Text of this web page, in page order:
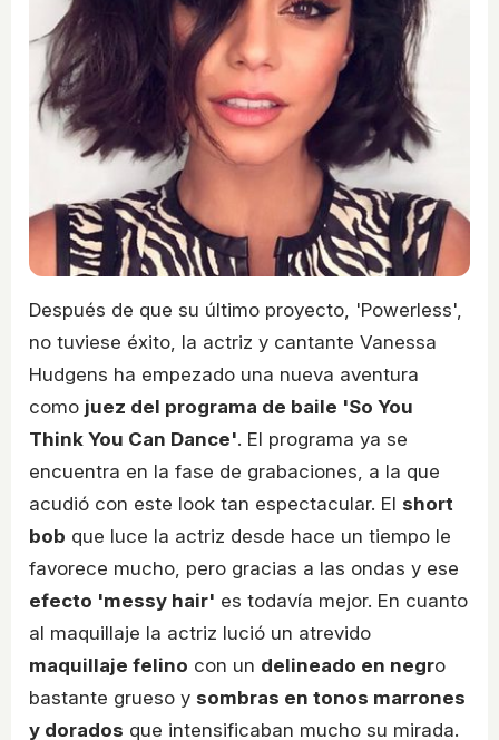
Después de que su último proyecto, 'Powerless',
no tuviese éxito, la actriz y cantante Vanessa
Hudgens ha empezado una nueva aventura
como juez del programa de baile 'So You
Think You Can Dance'. El programa ya se
encuentra en la fase de grabaciones, a la que
acudió con este look tan espectacular. El short
bob que luce la actriz desde hace un tiempo le
favorece mucho, pero gracias a las ondas y ese
efecto 'messy hair' es todavía mejor. En cuanto
al maquillaje la actriz lució un atrevido
maquillaje felino con un delineado en negro
bastante grueso y sombras en tonos marrones
y dorados que intensificaban mucho su mirada.